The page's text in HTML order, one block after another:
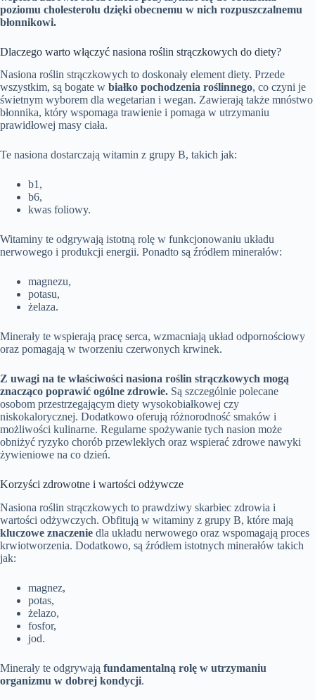
poziomu cholesterolu dzięki obecnemu w nich rozpuszczalnemu
błonnikowi.
Dlaczego warto włączyć nasiona roślin strączkowych do diety?
Nasiona roślin strączkowych to doskonały element diety. Przede
wszystkim, są bogate w białko pochodzenia roślinnego, co czyni je
świetnym wyborem dla wegetarian i wegan. Zawierają także mnóstwo
błonnika, który wspomaga trawienie i pomaga w utrzymaniu
prawidłowej masy ciała.
Te nasiona dostarczają witamin z grupy B, takich jak:
b1,
b6,
kwas foliowy.
Witaminy te odgrywają istotną rolę w funkcjonowaniu układu
nerwowego i produkcji energii. Ponadto są źródłem minerałów:
magnezu,
potasu,
żelaza.
Minerały te wspierają pracę serca, wzmacniają układ odpornościowy
oraz pomagają w tworzeniu czerwonych krwinek.
Z uwagi na te właściwości nasiona roślin strączkowych mogą
znacząco poprawić ogólne zdrowie. Są szczególnie polecane
osobom przestrzegającym diety wysokobiałkowej czy
niskokalorycznej. Dodatkowo oferują różnorodność smaków i
możliwości kulinarne. Regularne spożywanie tych nasion może
obniżyć ryzyko chorób przewlekłych oraz wspierać zdrowe nawyki
żywieniowe na co dzień.
Korzyści zdrowotne i wartości odżywcze
Nasiona roślin strączkowych to prawdziwy skarbiec zdrowia i
wartości odżywczych. Obfitują w witaminy z grupy B, które mają
kluczowe znaczenie dla układu nerwowego oraz wspomagają proces
krwiotworzenia. Dodatkowo, są źródłem istotnych minerałów takich
jak:
magnez,
potas,
żelazo,
fosfor,
jod.
Minerały te odgrywają fundamentalną rolę w utrzymaniu
organizmu w dobrej kondycji.